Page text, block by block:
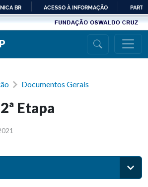
PARA
BR ACESSO À INFORMAÇÃO
Documentos Gerais
Etapa